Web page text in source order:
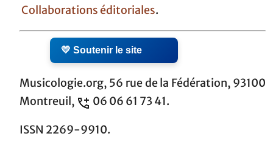
Collaborations éditoriales.
💛 Soutenir le site
Musicologie.org, 56 rue de la Fédération, 93100
Montreuil,
06 06 61 73 41.
ISSN 2269-9910.